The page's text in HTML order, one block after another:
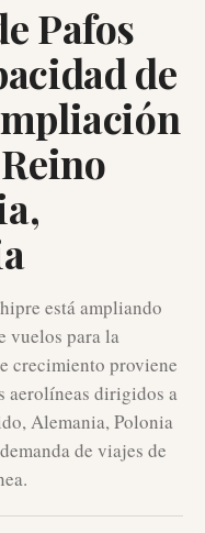
Pafos
de
está ampliando
vuelos para la
crecimiento proviene
aerolíneas dirigidos a
Alemania, Polonia
de viajes de